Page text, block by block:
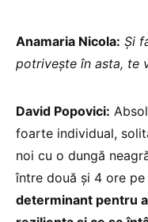
Anamaria Nicola: Și
potrivește în asta, te
David Popovici:
foarte individual,
noi cu o dungă
între două și 4 ore pe
determinant pentru